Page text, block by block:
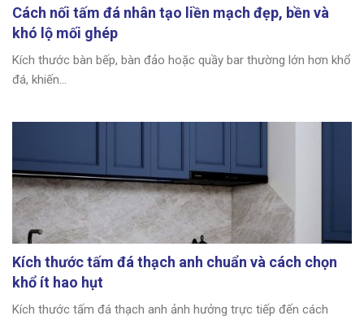
Cách nối tấm đá nhân tạo liền mạch đẹp, bền và
khó lộ mối ghép
Kích thước bàn bếp, bàn đảo hoặc quầy bar thường lớn hơn khổ
đá, khiến...
Kích thước tấm đá thạch anh chuẩn và cách chọn
khổ ít hao hụt
Kích thước tấm đá thạch anh ảnh hưởng trực tiếp đến cách